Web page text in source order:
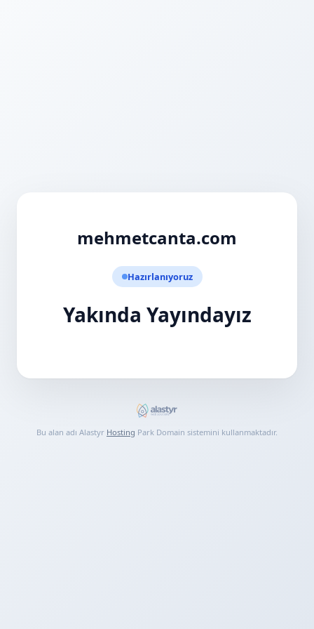
mehmetcanta.com
Hazırlanıyoruz
Yakında Yayındayız
Bu alan adı Alastyr Hosting Park Domain sistemini kullanmaktadır.